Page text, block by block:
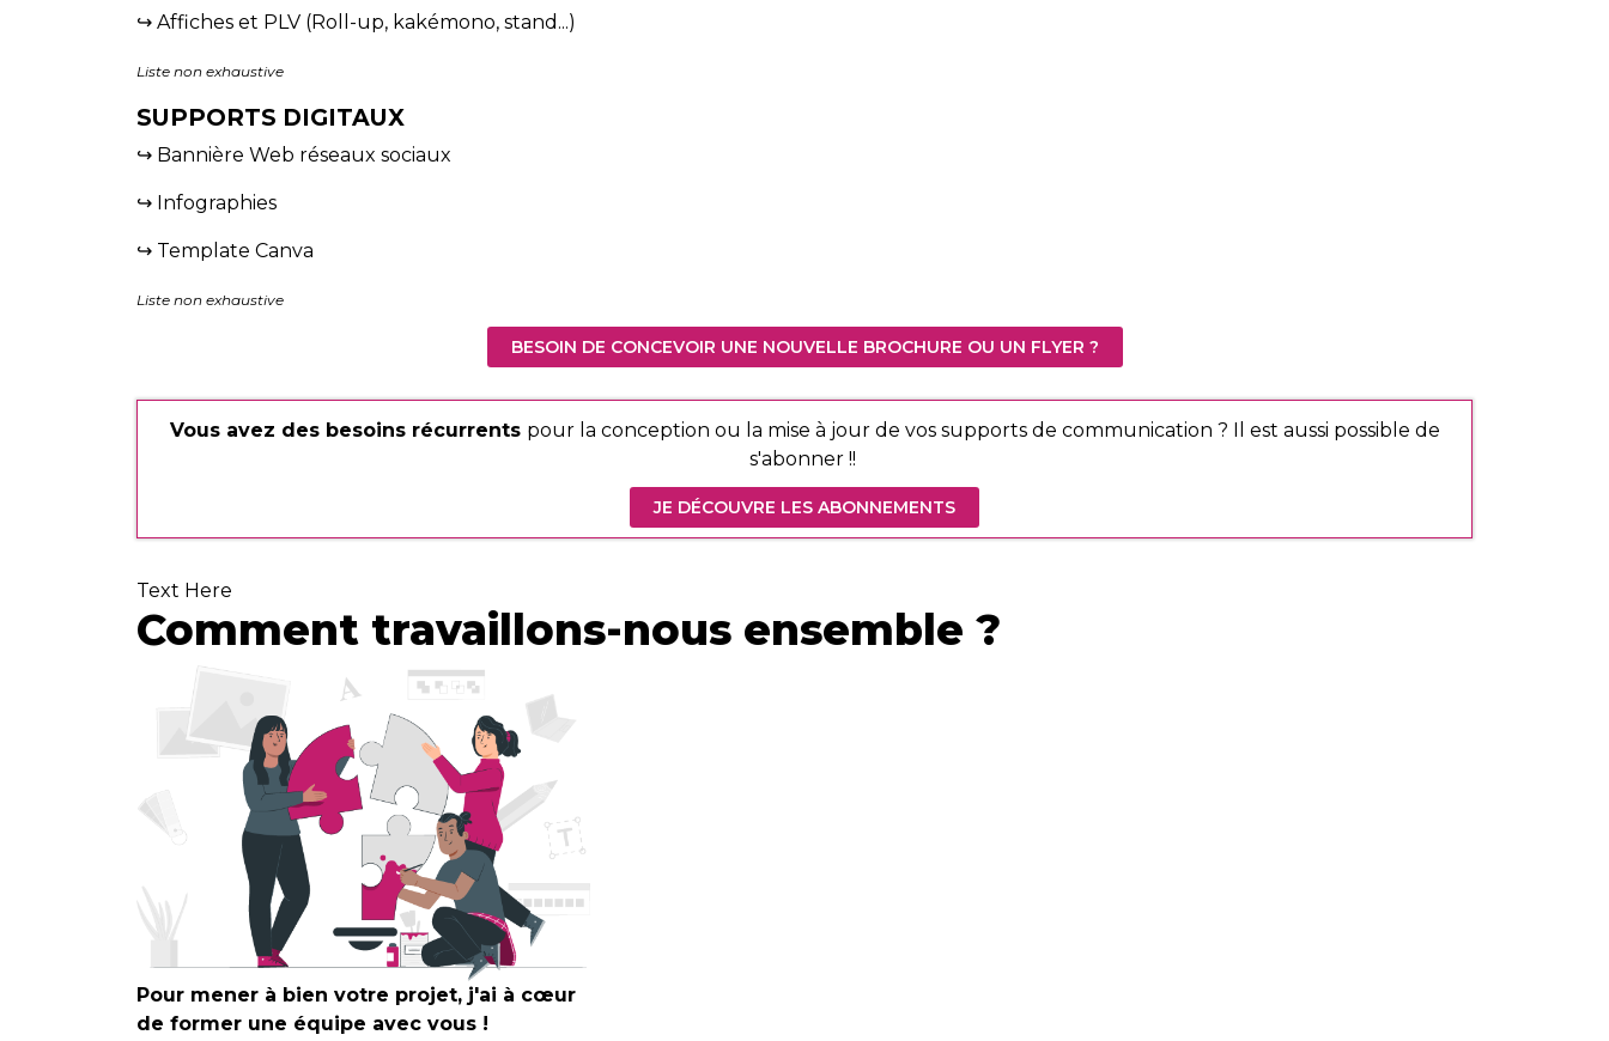
↪ Affiches et PLV (Roll-up, kakémono, stand...)
Liste non exhaustive
SUPPORTS DIGITAUX
↪ Bannière Web réseaux sociaux
↪ Infographies
↪ Template Canva
Liste non exhaustive
BESOIN DE CONCEVOIR UNE NOUVELLE BROCHURE OU UN FLYER ?
Vous avez des besoins récurrents pour la conception ou la mise à jour de vos supports de communication ? Il est aussi possible de
s'abonner !!
JE DÉCOUVRE LES ABONNEMENTS
Text Here
Comment travaillons-nous ensemble ?
Pour mener à bien votre projet, j'ai à cœur
de former une équipe avec vous !